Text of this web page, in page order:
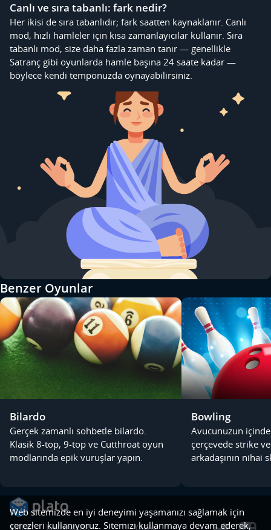
Canlı ve sıra tabanlı: fark nedir?
Her ikisi de sıra tabanlıdır; fark saatten kaynaklanır. Canlı
mod, hızlı hamleler için kısa zamanlayıcılar kullanır. Sıra
tabanlı mod, size daha fazla zaman tanır — genellikle
Satranç gibi oyunlarda hamle başına 24 saate kadar —
böylece kendi temponuzda oynayabilirsiniz.
Benzer Oyunlar
Bilardo
Gerçek zamanlı sohbetle bilardo.
Klasik 8-top, 9-top ve Cutthroat oyun
modlarında epik vuruşlar yapın.
Bowling
Avucunuzun
çerçevede strike
arkadaşının nihai
ŞIRKET KAYNAKLAR YASAL
Web sitemizde en iyi deneyimi yaşamanızı sağlamak için
çerezleri kullanıyoruz. Sitemizi kullanmaya devam ederek,